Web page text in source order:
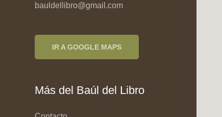
bauldellibro@gmail.com
IR A GOOGLE MAPS
Más del Baúl del Libro